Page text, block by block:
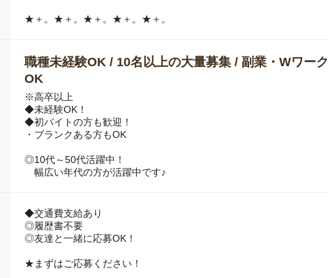
★＋。★＋。★＋。★＋。★＋。
職種未経験OK / 10名以上の大量募集 / 副業・Wワーク
OK
※高卒以上
◆未経験OK！
◆初バイトの方も歓迎！
・ブランクある方もOK
◎10代～50代活躍中！
幅広い年代の方が活躍中です♪
◆交通費支給あり
◎履歴書不要
◎友達と一緒に応募OK！
★まずはご応募ください！